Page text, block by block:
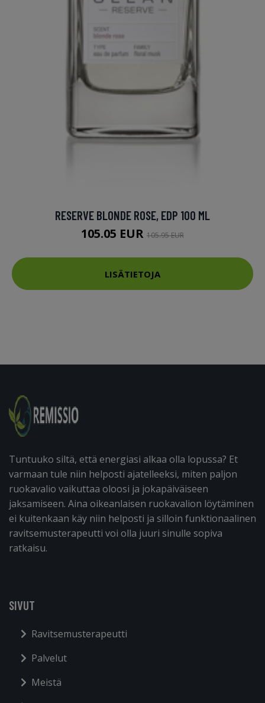
RESERVE BLONDE ROSE, EDP 100 ML
105.05 EUR 105.95 EUR
LISÄTIETOJA
Tuntuuko siltä, että energiasi alkaa olla lopussa? Et
varmaan tule niin helposti ajatelleeksi, miten paljon
ruokavalio vaikuttaa oloosi ja jokapäiväiseen
jaksamiseen. Aina oikeanlaisen ruokavalion löytäminen
ei kuitenkaan käy niin helposti ja silloin funktionaalinen
ravitsemusterapeutti voi olla juuri sinulle sopiva
ratkaisu.
SIVUT
Ravitsemusterapeutti
Palvelut
Meistä